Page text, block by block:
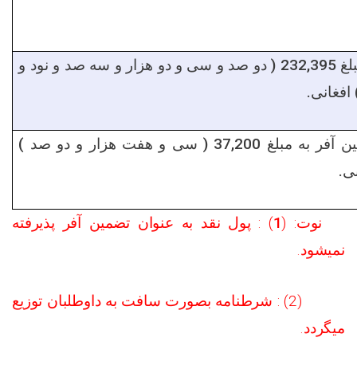
232,395 ( دو صد و سی و دو هزار و سه صد و نود و
افغانی.
تضمین آفر به مبلغ 37,200 ( سی و هفت هزار و دو صد )
نوت: (1) : پول نقد به عنوان تضمین آفر پذیرفته
نمیشود.
(2) : شرطنامه بصورت سافت به داوطلبان توزیع
میگردد.